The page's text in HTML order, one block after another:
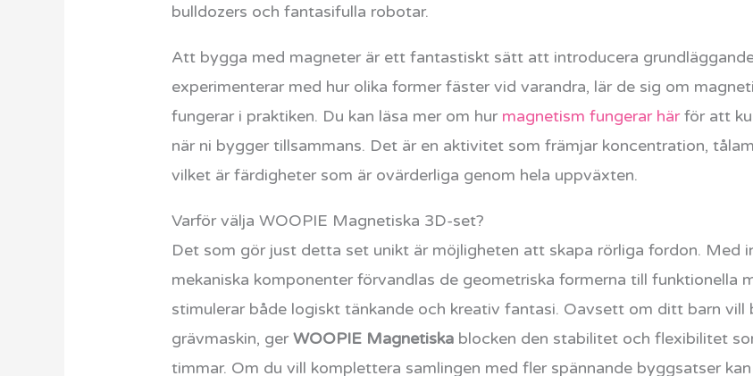
bulldozers och fantasifulla robotar.
Att bygga med magneter är ett fantastiskt sätt att introducera
experimenterar med hur olika former fäster vid varandra, lär de sig om
fungerar i praktiken. Du kan läsa mer om hur magnetism fungerar härför att
när ni bygger tillsammans. Det är en aktivitet som främjar koncentration,
vilket är färdigheter som är ovärderliga genom hela uppväxten.
Varför välja WOOPIE Magnetiska 3D-set?
Det som gör just detta set unikt är möjligheten att skapa rörliga fordon. Med
mekaniska komponenter förvandlas de geometriska formerna till funktionella
stimulerar både logiskt tänkande och kreativ fantasi. Oavsett om ditt barn vill
grävmaskin, gerWOOPIE Magnetiska blocken den stabilitet och flexibilitet
timmar. Om du vill komplettera samlingen med fler spännande byggsatser